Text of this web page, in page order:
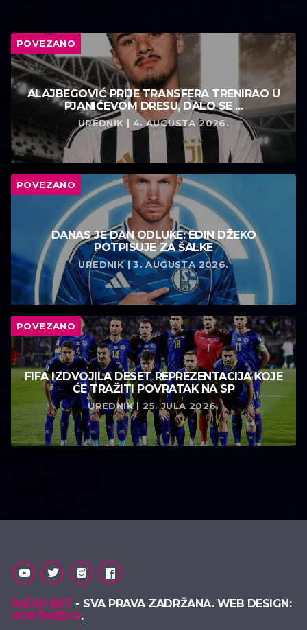
POVEZANO
ALAJBEGOVIĆ PRIJE TRANSFERA TRENIRAO U
PJANIĆEVOM DRESU, DALO SE ...
UREDNIK | 4. AUGUSTA 2026.
POVEZANO
DANAS JE DAN ODLUKE: EDIN DŽEKO
POTPISUJE ZA ŠALKE
UREDNIK | 3. AUGUSTA 2026.
POVEZANO
FIFA IZDVOJILA DESET REPREZENTACIJA KOJE
ĆE TRAŽITI POVRATAK NA SP
UREDNIK | 25. JULA 2026.
RADIO BET - SVA PRAVA ZADRŽANA. WEB DESIGN:
HOSTMEDIO.